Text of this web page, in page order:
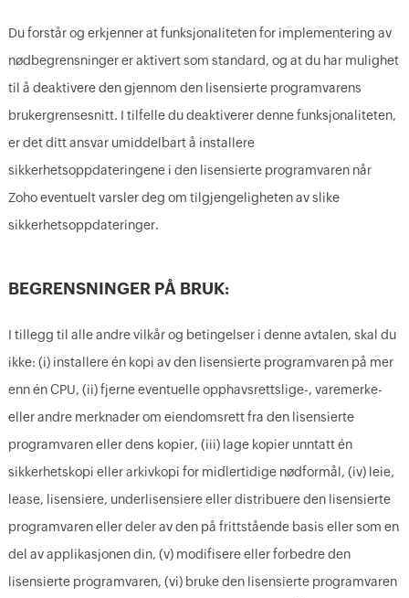
Du forstår og erkjenner at funksjonaliteten for implementering av
nødbegrensninger er aktivert som standard, og at du har mulighet
til å deaktivere den gjennom den lisensierte programvarens
brukergrensesnitt. I tilfelle du deaktiverer denne funksjonaliteten,
er det ditt ansvar umiddelbart å installere
sikkerhetsoppdateringene i den lisensierte programvaren når
Zoho eventuelt varsler deg om tilgjengeligheten av slike
sikkerhetsoppdateringer.
BEGRENSNINGER PÅ BRUK:
I tillegg til alle andre vilkår og betingelser i denne avtalen, skal du
ikke: (i) installere én kopi av den lisensierte programvaren på mer
enn én CPU, (ii) fjerne eventuelle opphavsrettslige-, varemerke-
eller andre merknader om eiendomsrett fra den lisensierte
programvaren eller dens kopier, (iii) lage kopier unntatt én
sikkerhetskopi eller arkivkopi for midlertidige nødformål, (iv) leie,
lease, lisensiere, underlisensiere eller distribuere den lisensierte
programvaren eller deler av den på frittstående basis eller som en
del av applikasjonen din, (v) modifisere eller forbedre den
lisensierte programvaren, (vi) bruke den lisensierte programvaren